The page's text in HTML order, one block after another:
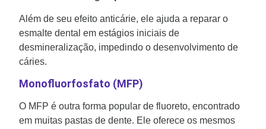
Além de seu efeito anticárie, ele ajuda a reparar o
esmalte dental em estágios iniciais de
desmineralização, impedindo o desenvolvimento de
cáries.
Monofluorfosfato (MFP)
O MFP é outra forma popular de fluoreto, encontrado
em muitas pastas de dente. Ele oferece os mesmos